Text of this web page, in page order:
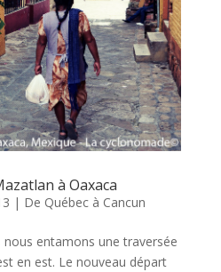
à Oaxaca
| De Québec à Cancun
entamons une traversée
en est. Le nouveau départ